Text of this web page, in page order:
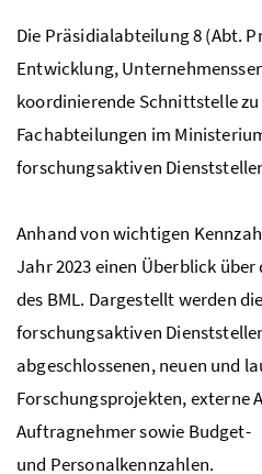
Die Präsidialabteilung 8(Abt.
Entwicklung,
koordinierende Schnittstelle
Fachabteilungen im
forschungsaktiven
Anhand von wichtigen
Jahr 2023 einen Überblick
des BML. Dargestellt werden
forschungsaktiven
abgeschlossenen, neuen und
Forschungsprojekten, externe
Auftragnehmer sowie Budget-
und Personalkennzahlen.